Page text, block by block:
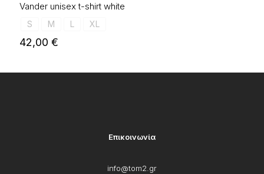
Vander unisex t-shirt white
S M L XL
42,00 €
Επικοινωνία
info@tom2.gr